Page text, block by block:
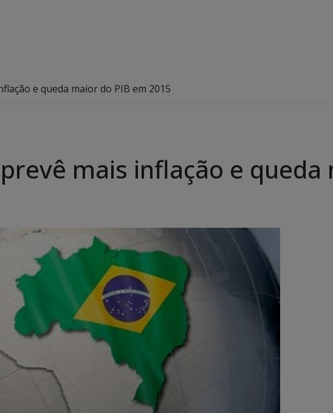
e queda maior do PIB em 2015
mais inflação e queda